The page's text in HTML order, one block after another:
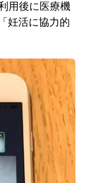
用後に医療機
妊活に協力的